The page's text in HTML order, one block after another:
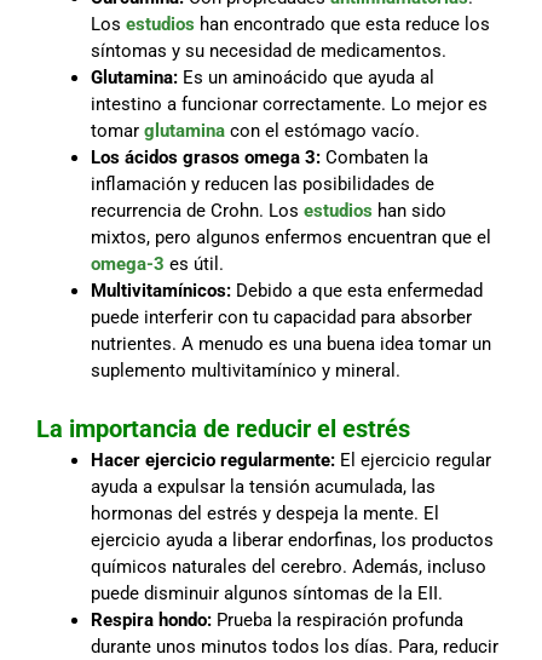
Los estudios han encontrado que esta reduce los
síntomas y su necesidad de medicamentos.
Glutamina: Es un aminoácido que ayuda al
intestino a funcionar correctamente. Lo mejor es
tomar glutamina con el estómago vacío.
Los ácidos grasos omega 3: Combaten la
inflamación y reducen las posibilidades de
recurrencia de Crohn. Los estudios han sido
mixtos, pero algunos enfermos encuentran que el
omega-3 es útil.
Multivitamínicos: Debido a que esta enfermedad
puede interferir con tu capacidad para absorber
nutrientes. A menudo es una buena idea tomar un
suplemento multivitamínico y mineral.
La importancia de reducir el estrés
Hacer ejercicio regularmente: El ejercicio regular
ayuda a expulsar la tensión acumulada, las
hormonas del estrés y despeja la mente. El
ejercicio ayuda a liberar endorfinas, los productos
químicos naturales del cerebro. Además, incluso
puede disminuir algunos síntomas de la EII.
Respira hondo: Prueba la respiración profunda
durante unos minutos todos los días. Para, reducir